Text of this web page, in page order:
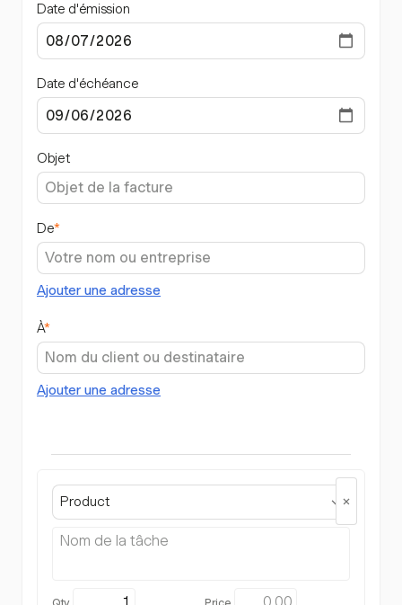
Date d'émission
Date d'échéance
Objet
De*
Ajouter une adresse
À*
Ajouter une adresse
Product